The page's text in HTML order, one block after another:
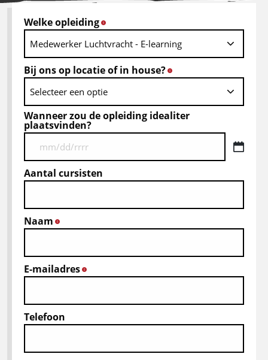
Welke opleiding
Bij ons op locatie of in house?
Wanneer zou de opleiding idealiter
plaatsvinden?
ukośnik
DD
RRRR
Aantal cursisten
Naam
E-mailadres
Telefoon